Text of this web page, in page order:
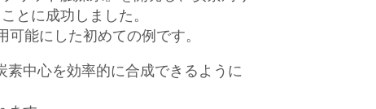
とに成功しました。
能にした初めての例です。
中心を効率的に合成できるように